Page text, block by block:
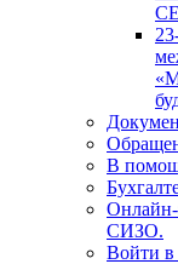
В
СИЗО.
Войти в